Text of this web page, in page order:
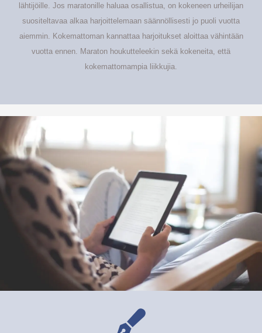
lähtijöille. Jos maratonille haluaa osallistua, on kokeneen urheilijan
suositeltavaa alkaa harjoittelemaan säännöllisesti jo puoli vuotta
aiemmin. Kokemattoman kannattaa harjoitukset aloittaa vähintään
vuotta ennen. Maraton houkutteleekin sekä kokeneita, että
kokemattomampia liikkujia.